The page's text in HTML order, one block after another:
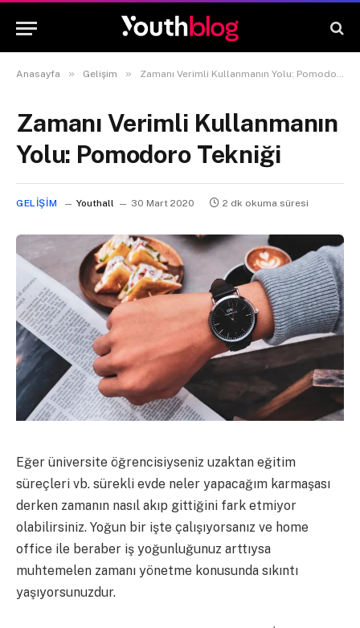
Anasayfa » Gelişim » Zamanı Verimli Kullanmanın Yolu: Pomodoro Tekniği
Zamanı Verimli Kullanmanın
Yolu: Pomodoro Tekniği
GELIŞIM Youthall 30 Mart 2020 2 dk okuma süresi
Eğer üniversite öğrencisiyseniz uzaktan eğitim
süreçleri vb. sürekli evde neler yapacağım karmaşası
derken zamanın nasıl akıp gittiğini fark etmiyor
olabilirsiniz. Yoğun bir işte çalışıyorsanız ve home
office ile beraber iş yoğunluğunuz arttıysa
muhtemelen zamanı yönetme konusunda sıkıntı
yaşıyorsunuzdur.